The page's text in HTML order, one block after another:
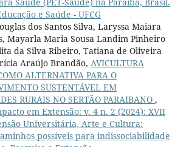
e Saúde - UFCG
dos Santos Silva, Laryssa Maiara
Mayarla Maria Sousa Landim Pinheiro
da Silva Ribeiro, Tatiana de Oliveira
Araújo Brandão, AVICULTURA
ALTERNATIVA PARA O
SUSTENTÁVEL EM
RURAIS NO SERTÃO PARAIBANO ,
em Extensão: v. 4 n. 2 (2024): XVII
Universitária, Arte e Cultura:
possíveis para indissociabilidade